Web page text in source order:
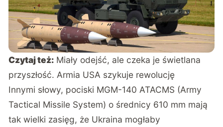
Czytaj też: Miały odejść, ale czeka je świetlana
przyszłość. Armia USA szykuje rewolucję
Innymi słowy, pociski MGM-140 ATACMS (Army
Tactical Missile System) o średnicy 610 mm mają
tak wielki zasięg, że Ukraina mogłaby